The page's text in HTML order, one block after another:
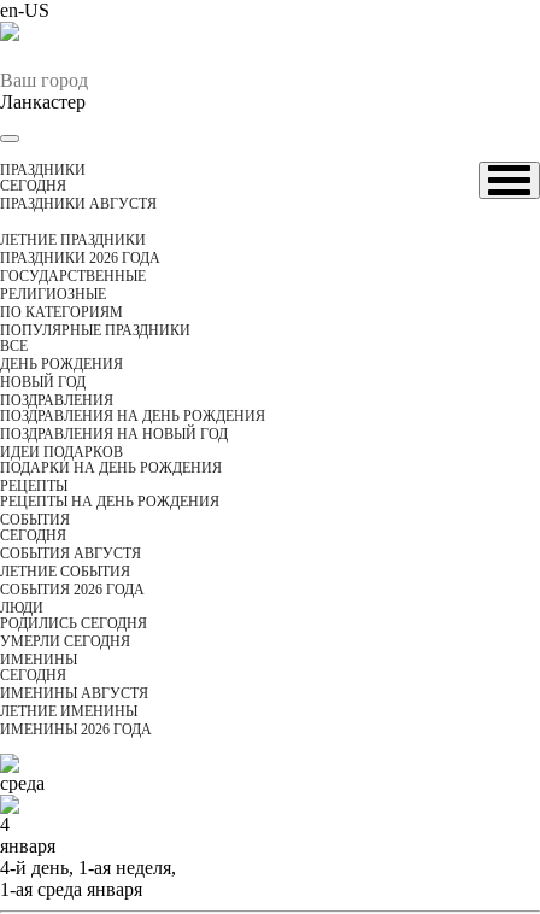
en-US
Ваш город
Ланкастер
ПРАЗДНИКИ
CЕГОДНЯ
ПРАЗДНИКИ АВГУСТЯ
ЛЕТНИЕ ПРАЗДНИКИ
ПРАЗДНИКИ 2026 ГОДА
ГОСУДАРСТВЕННЫЕ
РЕЛИГИОЗНЫЕ
ПО КАТЕГОРИЯМ
ПОПУЛЯРНЫЕ ПРАЗДНИКИ
ВСЕ
ДЕНЬ РОЖДЕНИЯ
НОВЫЙ ГОД
ПОЗДРАВЛЕНИЯ
ПОЗДРАВЛЕНИЯ НА ДЕНЬ РОЖДЕНИЯ
ПОЗДРАВЛЕНИЯ НА НОВЫЙ ГОД
ИДЕИ ПОДАРКОВ
ПОДАРКИ НА ДЕНЬ РОЖДЕНИЯ
РЕЦЕПТЫ
РЕЦЕПТЫ НА ДЕНЬ РОЖДЕНИЯ
СОБЫТИЯ
CЕГОДНЯ
СОБЫТИЯ АВГУСТЯ
ЛЕТНИЕ СОБЫТИЯ
СОБЫТИЯ 2026 ГОДА
ЛЮДИ
РОДИЛИСЬ СЕГОДНЯ
УМЕРЛИ СЕГОДНЯ
ИМЕНИНЫ
CЕГОДНЯ
ИМЕНИНЫ АВГУСТЯ
ЛЕТНИЕ ИМЕНИНЫ
ИМЕНИНЫ 2026 ГОДА
среда
4
января
4-й день, 1-ая неделя,
1-ая среда января